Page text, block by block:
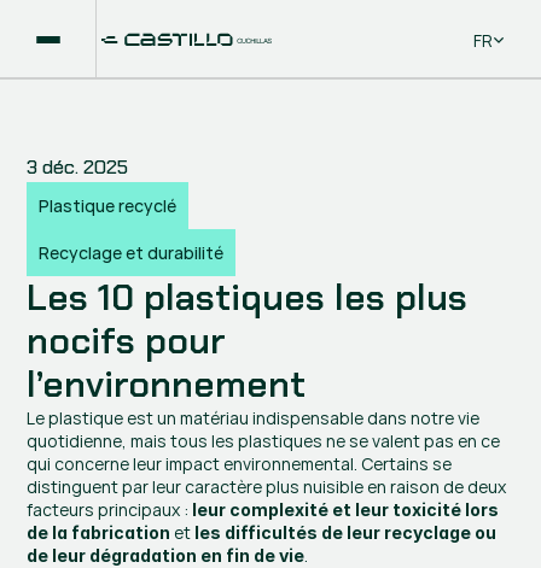
Select
FR
3 déc. 2025
Plastique recyclé
Recyclage et durabilité
Les 10 plastiques les plus
nocifs pour
l’environnement
Le plastique est un matériau indispensable dans notre vie
quotidienne, mais tous les plastiques ne se valent pas en ce
qui concerne leur impact environnemental. Certains se
distinguent par leur caractère plus nuisible en raison de deux
facteurs principaux : leur complexité et leur toxicité lors
de la fabrication et les difficultés de leur recyclage ou
de leur dégradation en fin de vie.